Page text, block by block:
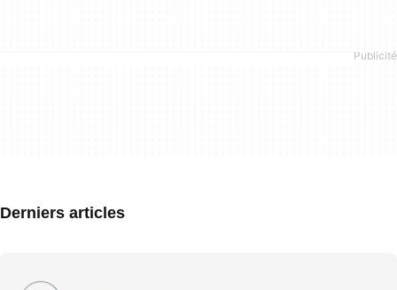
Derniers articles